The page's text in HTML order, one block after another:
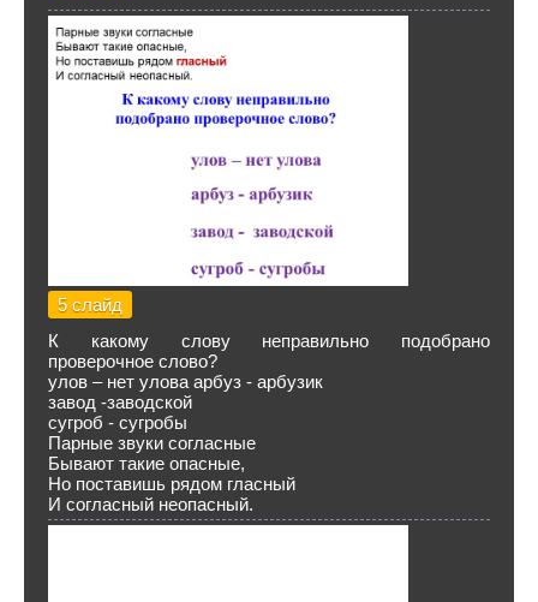
5 слайд
К какому слову неправильно подобрано
проверочное слово?
улов – нет улова арбуз - арбузик
завод -заводской
сугроб - сугробы
Парные звуки согласные
Бывают такие опасные,
Но поставишь рядом гласный
И согласный неопасный.